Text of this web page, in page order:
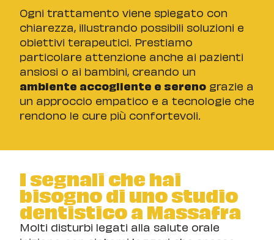
Ogni trattamento viene spiegato con
chiarezza, illustrando possibili soluzioni e
obiettivi terapeutici. Prestiamo
particolare attenzione anche ai pazienti
ansiosi o ai bambini, creando un
ambiente accogliente e sereno grazie a
un approccio empatico e a tecnologie che
rendono le cure più confortevoli.
I segnali che hai
bisogno di uno studio
dentistico a Massafra
Molti disturbi legati alla salute orale